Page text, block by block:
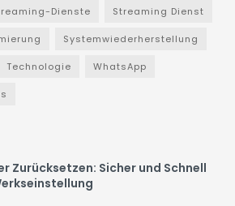
Dienste Streaming Dienst
Systemwiederherstellung
Technologie WhatsApp
Zurücksetzen: Sicher und Schnell